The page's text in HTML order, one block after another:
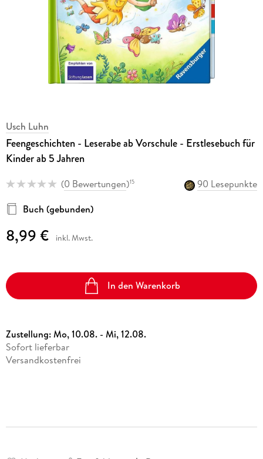
Usch Luhn
Feengeschichten - Leserabe ab Vorschule - Erstlesebuch für
Kinder ab 5 Jahren
(0 Bewertungen)15
90 Lesepunkte
Buch (gebunden)
8,99 € inkl. Mwst.
In den Warenkorb
Zustellung:Mo, 10.08. - Mi, 12.08.
Sofort lieferbar
Versandkostenfrei